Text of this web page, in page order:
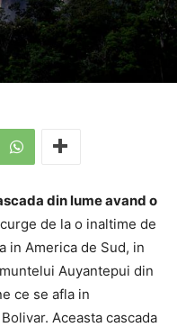
din lume avand o
de la o inaltime de
in America de Sud, in
Auyantepui din
ce se afla in
Aceasta cascada